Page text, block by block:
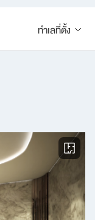
ทำเลที่ตั้ง